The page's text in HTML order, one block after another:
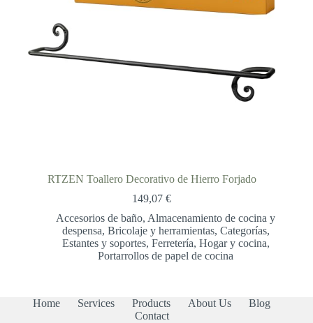
RTZEN Toallero Decorativo de Hierro Forjado
149,07€
Accesorios de baño, Almacenamiento de cocina y
despensa, Bricolaje y herramientas, Categorías,
Estantes y soportes, Ferretería, Hogar y cocina,
Portarrollos de papel de cocina
Home Services Products About Us
Blog
Contact